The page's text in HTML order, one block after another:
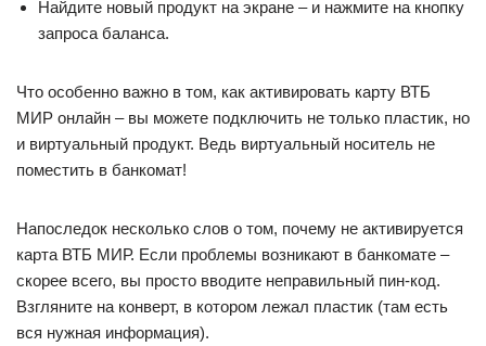
Найдите новый продукт на экране – и нажмите на кнопку
запроса баланса.
Что особенно важно в том, как активировать карту ВТБ
МИР онлайн – вы можете подключить не только пластик, но
и виртуальный продукт. Ведь виртуальный носитель не
поместить в банкомат!
Напоследок несколько слов о том, почему не активируется
карта ВТБ МИР. Если проблемы возникают в банкомате –
скорее всего, вы просто вводите неправильный пин-код.
Взгляните на конверт, в котором лежал пластик (там есть
вся нужная информация).